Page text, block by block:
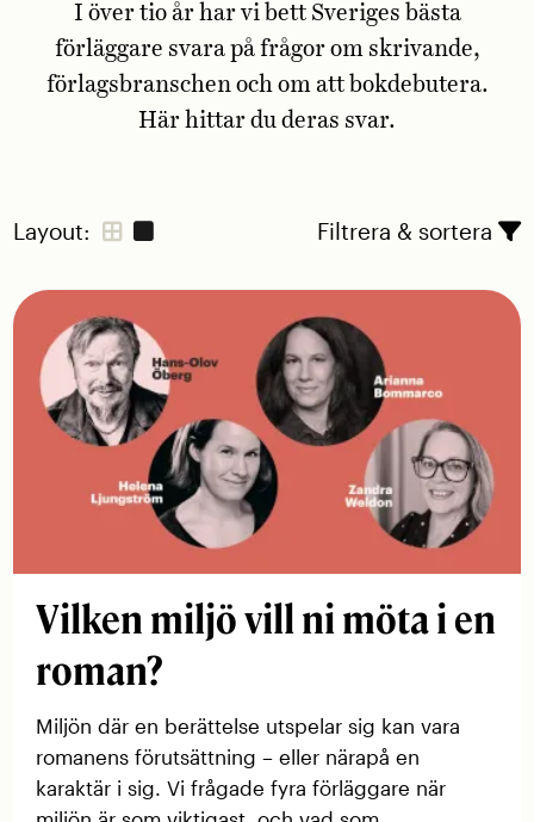
I över tio år har vi bett Sveriges bästa
förläggare svara på frågor om skrivande,
förlagsbranschen och om att bokdebutera.
Här hittar du deras svar.
Layout: Filtrera & sortera
Vilken miljö vill ni möta i en
roman?
Miljön där en berättelse utspelar sig kan vara
romanens förutsättning – eller närapå en
karaktär i sig. Vi frågade fyra förläggare när